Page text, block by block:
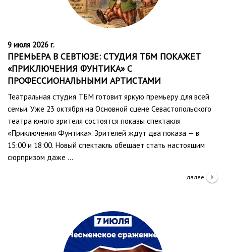
9 июля 2026 г.
ПРЕМЬЕРА В СЕВТЮЗЕ: СТУДИЯ ТБМ ПОКАЖЕТ
«ПРИКЛЮЧЕНИЯ ФУНТИКА» С
ПРОФЕССИОНАЛЬНЫМИ АРТИСТАМИ
Театральная студия ТБМ готовит яркую премьеру для всей
семьи. Уже 23 октября на Основной сцене Севастопольского
театра юного зрителя состоятся показы спектакля
«Приключения Фунтика». Зрителей ждут два показа — в
15:00 и 18:00. Новый спектакль обещает стать настоящим
сюрпризом даже …
далее